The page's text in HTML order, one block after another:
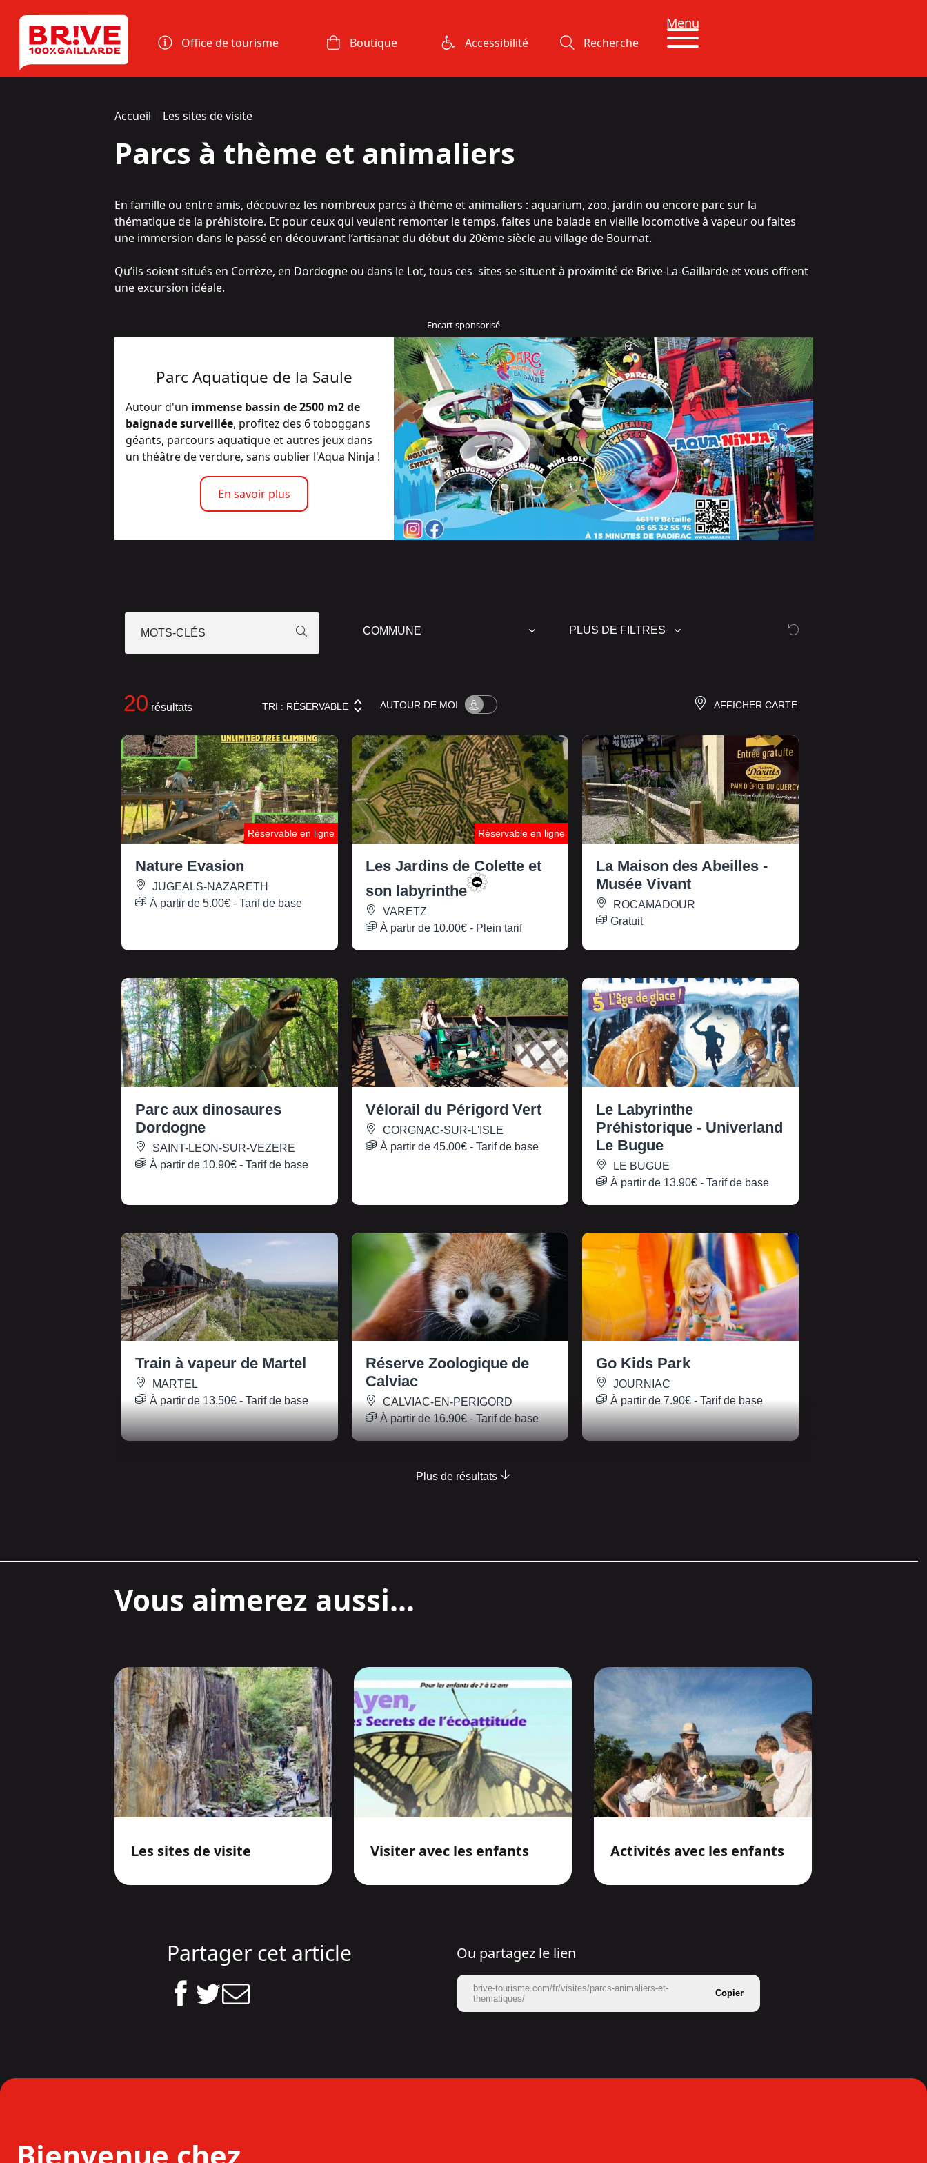
Office de tourisme Boutique Accessibilité Recherche
Menu
Accueil Les sites de visite
Parcs à thème et animaliers
En famille ou entre amis, découvrez les nombreux parcs à thème et animaliers : aquarium, zoo, jardin ou encore parc sur la
thématique de la préhistoire. Et pour ceux qui veulent remonter le temps, faites une balade en vieille locomotive à vapeur ou faites
une immersion dans le passé en découvrant l’artisanat du début du 20ème siècle au village de Bournat.
Qu’ils soient situés en Corrèze, en Dordogne ou dans le Lot, tous ces sites se situent à proximité de Brive-La-Gaillarde et vous offrent
une excursion idéale.
Parc Aquatique de la Saule
Autour d'un immense bassin de 2500 m2 de
baignade surveillée, profitez des 6 toboggans
géants, parcours aquatique et autres jeux dans
un théâtre de verdure, sans oublier l'Aqua Ninja !
En savoir plus
MOTS-CLÉS PLUS DE FILTRES
20 résultats TRI : RÉSERVABLE AUTOUR DE MOI AFFICHER CARTE
Réservable en ligne
Nature Evasion
JUGEALS-NAZARETH
À partir de 5.00€- Tarif de base
Réservable en ligne
Les Jardins de Colette et
son labyrinthe
VARETZ
À partir de 10.00€- Plein tarif
La Maison des Abeilles -
Musée Vivant
ROCAMADOUR
Gratuit
Parc aux dinosaures
Dordogne
SAINT-LEON-SUR-VEZERE
À partir de 10.90€- Tarif de base
Vélorail du Périgord Vert
CORGNAC-SUR-L'ISLE
À partir de 45.00€- Tarif de base
Le Labyrinthe
Préhistorique - Univerland
Le Bugue
LE BUGUE
À partir de 13.90€ - Tarif de base
Train à vapeur de Martel
MARTEL
À partir de 13.50€- Tarif de base
Réserve Zoologique de
Calviac
CALVIAC-EN-PERIGORD
À partir de16.90€- Tarif de base
Go Kids Park
JOURNIAC
À partir de7.90€ - Tarif de base
Plus de résultats
Vous aimerez aussi...
Les sites de visite Visiter avec les enfants Activités avec les enfants
Partager cet article Ou partagez le lien
brive-tourisme.com/fr/visites/parcs-animaliers-et-
thematiques/
Copier
Bienvenue chez